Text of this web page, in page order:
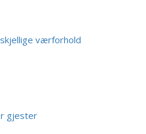
værforhold
gjester